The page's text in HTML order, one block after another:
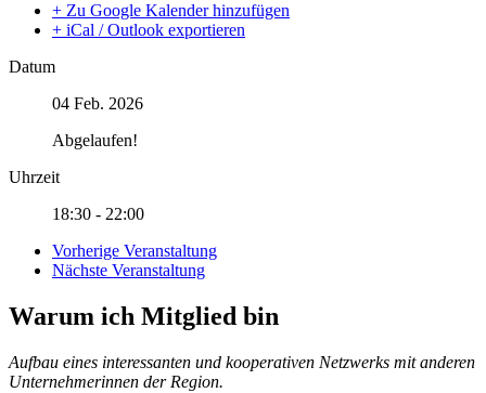
+ Zu Google Kalender hinzufügen
+ iCal / Outlook exportieren
Datum
04 Feb. 2026
Abgelaufen!
Uhrzeit
18:30 - 22:00
Vorherige Veranstaltung
Nächste Veranstaltung
Warum ich Mitglied bin
Aufbau eines interessanten und kooperativen Netzwerks mit anderen
Unternehmerinnen der Region.